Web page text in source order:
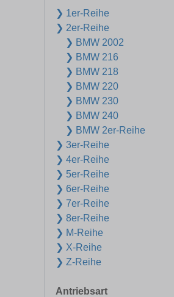
❯ 1er-Reihe
❯ 2er-Reihe
❯ BMW 2002
❯ BMW 216
❯ BMW 218
❯ BMW 220
❯ BMW 230
❯ BMW 240
❯ BMW 2er-Reihe
❯ 3er-Reihe
❯ 4er-Reihe
❯ 5er-Reihe
❯ 6er-Reihe
❯ 7er-Reihe
❯ 8er-Reihe
❯ M-Reihe
❯ X-Reihe
❯ Z-Reihe
Antriebsart